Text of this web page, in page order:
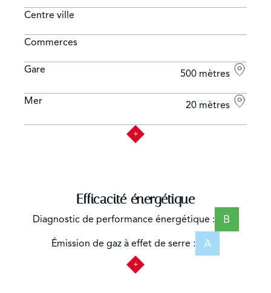
Centre ville
Commerces
Gare 500 mètres
Mer 20 mètres
Efficacité énergétique
Diagnostic de performance énergétique : B
Émission de gaz à effet de serre : A